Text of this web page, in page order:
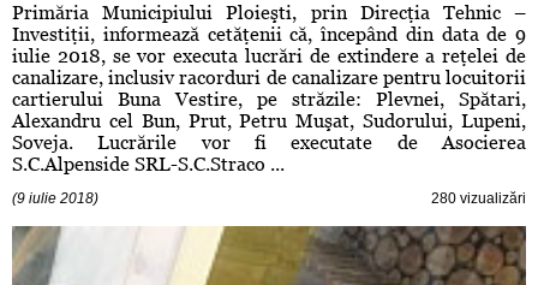
Primăria Municipiului Ploieşti, prin Direcţia Tehnic –
Investiţii, informează cetăţenii că, începând din data de 9
iulie 2018, se vor executa lucrări de extindere a reţelei de
canalizare, inclusiv racorduri de canalizare pentru locuitorii
cartierului Buna Vestire, pe străzile: Plevnei, Spătari,
Alexandru cel Bun, Prut, Petru Muşat, Sudorului, Lupeni,
Soveja. Lucrările vor fi executate de Asocierea
S.C.Alpenside SRL-S.C.Straco ...
(9 iulie 2018) 280 vizualizări